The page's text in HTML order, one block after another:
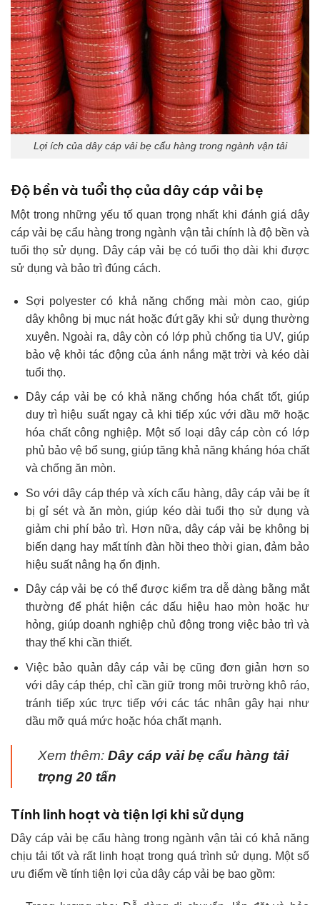
Lợi ích của dây cáp vải bẹ cẩu hàng trong ngành vận tải
Độ bền và tuổi thọ của dây cáp vải bẹ
Một trong những yếu tố quan trọng nhất khi đánh giá dây
cáp vải bẹ cẩu hàng trong ngành vận tải chính là độ bền và
tuổi thọ sử dụng. Dây cáp vải bẹ có tuổi thọ dài khi được
sử dụng và bảo trì đúng cách.
Sợi polyester có khả năng chống mài mòn cao, giúp
dây không bị mục nát hoặc đứt gãy khi sử dụng thường
xuyên. Ngoài ra, dây còn có lớp phủ chống tia UV, giúp
bảo vệ khỏi tác động của ánh nắng mặt trời và kéo dài
tuổi thọ.
Dây cáp vải bẹ có khả năng chống hóa chất tốt, giúp
duy trì hiệu suất ngay cả khi tiếp xúc với dầu mỡ hoặc
hóa chất công nghiệp. Một số loại dây cáp còn có lớp
phủ bảo vệ bổ sung, giúp tăng khả năng kháng hóa chất
và chống ăn mòn.
So với dây cáp thép và xích cẩu hàng, dây cáp vải bẹ ít
bị gỉ sét và ăn mòn, giúp kéo dài tuổi thọ sử dụng và
giảm chi phí bảo trì. Hơn nữa, dây cáp vải bẹ không bị
biến dạng hay mất tính đàn hồi theo thời gian, đảm bảo
hiệu suất nâng hạ ổn định.
Dây cáp vải bẹ có thể được kiểm tra dễ dàng bằng mắt
thường để phát hiện các dấu hiệu hao mòn hoặc hư
hỏng, giúp doanh nghiệp chủ động trong việc bảo trì và
thay thế khi cần thiết.
Việc bảo quản dây cáp vải bẹ cũng đơn giản hơn so
với dây cáp thép, chỉ cần giữ trong môi trường khô ráo,
tránh tiếp xúc trực tiếp với các tác nhân gây hại như
dầu mỡ quá mức hoặc hóa chất mạnh.
Xem thêm: Dây cáp vải bẹ cẩu hàng tải
trọng 20 tấn
Tính linh hoạt và tiện lợi khi sử dụng
Dây cáp vải bẹ cẩu hàng trong ngành vận tải có khả năng
chịu tải tốt và rất linh hoạt trong quá trình sử dụng. Một số
ưu điểm về tính tiện lợi của dây cáp vải bẹ bao gồm: